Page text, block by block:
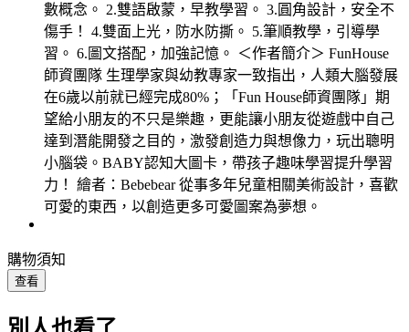
數概念。 2.雙語啟蒙，早教學習。 3.圓角設計，安全不
傷手！ 4.雙面上光，防水防撕。 5.筆順教學，引導學
習。 6.圖文搭配，加強記憶。 ＜作者簡介＞ FunHouse
師資團隊 生理學家與幼教專家一致指出，人類大腦發展
在6歲以前就已經完成80%；「Fun House師資團隊」期
望給小朋友的不只是樂趣，更能讓小朋友從遊戲中自己
達到潛能開發之目的，激發創造力與想像力，玩出聰明
小腦袋。BABY認知大圖卡，帶孩子趣味學習提升學習
力！ 繪者：Bebebear 從事多年兒童相關美術設計，喜歡
可愛的東西，以創造更多可愛圖案為夢想。
購物須知
查看